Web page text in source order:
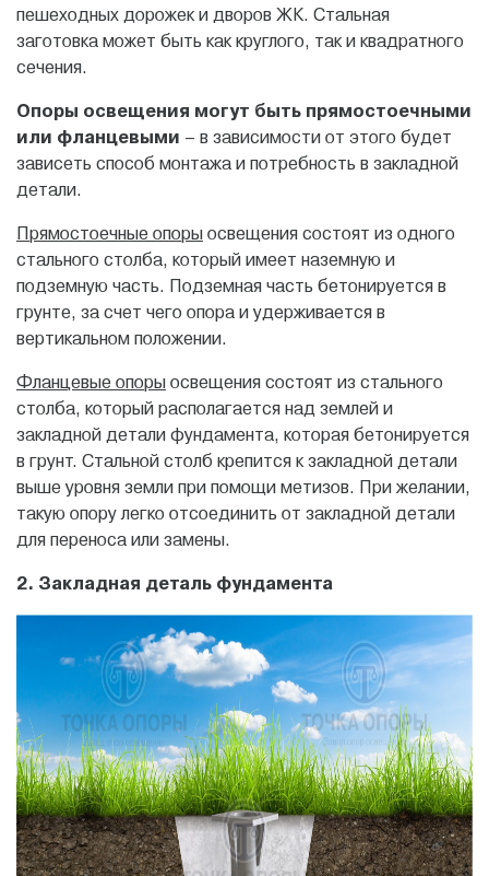
пешеходных дорожек и дворов ЖК. Стальная
заготовка может быть как круглого, так и квадратного
сечения.
Опоры освещения могут быть прямостоечными
или фланцевыми – в зависимости от этого будет
зависеть способ монтажа и потребность в закладной
детали.
Прямостоечные опоры освещения состоят из одного
стального столба, который имеет наземную и
подземную часть. Подземная часть бетонируется в
грунте, за счет чего опора и удерживается в
вертикальном положении.
Фланцевые опоры освещения состоят из стального
столба, который располагается над землей и
закладной детали фундамента, которая бетонируется
в грунт. Стальной столб крепится к закладной детали
выше уровня земли при помощи метизов. При желании,
такую опору легко отсоединить от закладной детали
для переноса или замены.
2. Закладная деталь фундамента